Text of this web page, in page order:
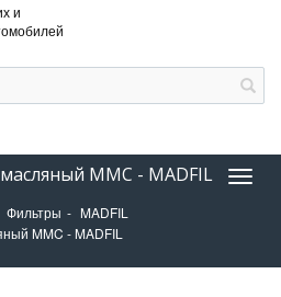
и
MMC - MADFIL
Фильтры
MADFIL
MMC - MADFIL